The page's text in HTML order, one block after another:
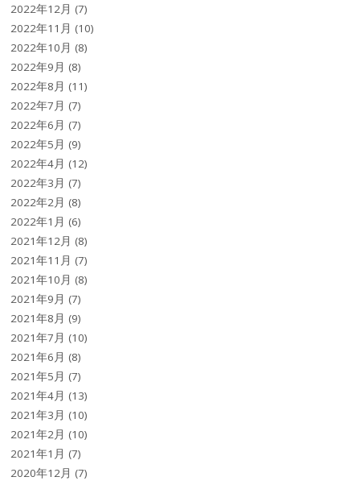
2022年12月 (7)
2022年11月 (10)
2022年10月 (8)
2022年9月 (8)
2022年8月 (11)
2022年7月 (7)
2022年6月 (7)
2022年5月 (9)
2022年4月 (12)
2022年3月 (7)
2022年2月 (8)
2022年1月 (6)
2021年12月 (8)
2021年11月 (7)
2021年10月 (8)
2021年9月 (7)
2021年8月 (9)
2021年7月 (10)
2021年6月 (8)
2021年5月 (7)
2021年4月 (13)
2021年3月 (10)
2021年2月 (10)
2021年1月 (7)
2020年12月 (7)